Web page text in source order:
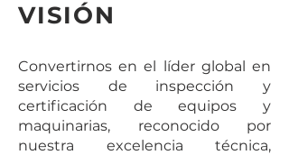
VISIÓN
Convertirnos en el líder global en
servicios de inspección y
certificación de equipos y
maquinarias, reconocido por
nuestra excelencia técnica,